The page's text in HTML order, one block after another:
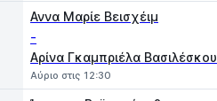
Αννα Μαρίε Βεισχέιμ
-
Αρίνα Γκαμπριέλα Βασιλέσκου
Αύριο στις 12:30